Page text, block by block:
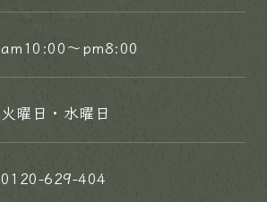
am10:00～pm8:00
火曜日・水曜日
0120-629-404